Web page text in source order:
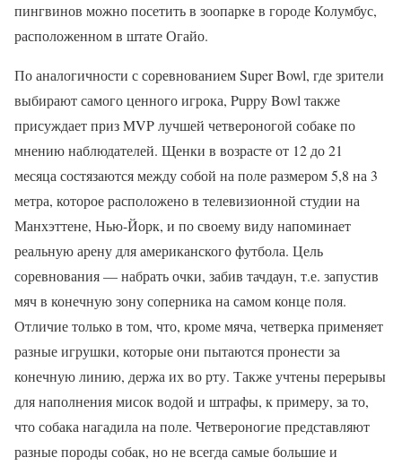
пингвинов можно посетить в зоопарке в городе Колумбус,
расположенном в штате Огайо.
По аналогичности с соревнованием Super Bowl, где зрители
выбирают самого ценного игрока, Puppy Bowl также
присуждает приз MVP лучшей четвероногой собаке по
мнению наблюдателей. Щенки в возрасте от 12 до 21
месяца состязаются между собой на поле размером 5,8 на 3
метра, которое расположено в телевизионной студии на
Манхэттене, Нью-Йорк, и по своему виду напоминает
реальную арену для американского футбола. Цель
соревнования — набрать очки, забив тачдаун, т.е. запустив
мяч в конечную зону соперника на самом конце поля.
Отличие только в том, что, кроме мяча, четверка применяет
разные игрушки, которые они пытаются пронести за
конечную линию, держа их во рту. Также учтены перерывы
для наполнения мисок водой и штрафы, к примеру, за то,
что собака нагадила на поле. Четвероногие представляют
разные породы собак, но не всегда самые большие и